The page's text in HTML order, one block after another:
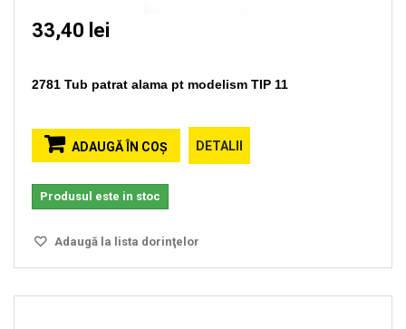
33,40 lei
2781 Tub patrat alama pt modelism TIP 11
ADAUGĂ ÎN COŞ DETALII
Produsul este in stoc
Adaugă la lista dorinţelor